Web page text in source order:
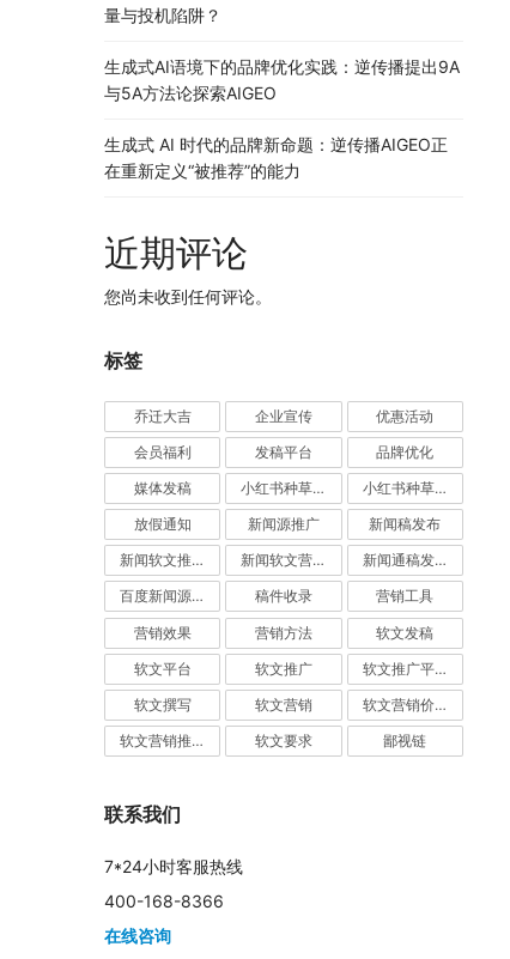
量与投机陷阱？
生成式AI语境下的品牌优化实践：逆传播提出9A
与5A方法论探索AIGEO
生成式 AI 时代的品牌新命题：逆传播AIGEO正
在重新定义“被推荐”的能力
近期评论
您尚未收到任何评论。
标签
乔迁大吉 企业宣传 优惠活动
会员福利 发稿平台 品牌优化
媒体发稿 小红书种草推广 小红书种草营销
放假通知 新闻源推广 新闻稿发布
新闻软文推广发稿 新闻软文营销推广 新闻通稿发布推广
百度新闻源发布 稿件收录 营销工具
营销效果 营销方法 软文发稿
软文平台 软文推广 软文推广平台
软文撰写 软文营销 软文营销价值
软文营销推广 软文要求 鄙视链
联系我们
7*24小时客服热线
400-168-8366
在线咨询